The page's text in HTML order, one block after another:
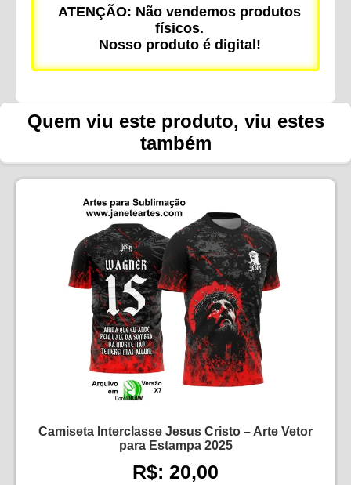
ATENÇÃO: Não vendemos produtos
físicos.
Nosso produto é digital!
Quem viu este produto, viu estes
também
Camiseta Interclasse Jesus Cristo – Arte Vetor
para Estampa 2025
R$: 20,00